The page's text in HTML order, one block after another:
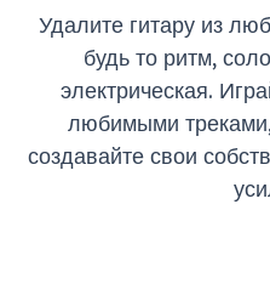
Удалите гитару из
будь то ритм,
электрическая.
любимыми
создавайте свои